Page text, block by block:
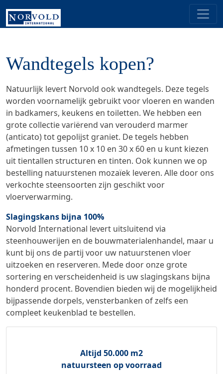
Wandtegels kopen?
Natuurlijk levert Norvold ook wandtegels. Deze tegels
worden voornamelijk gebruikt voor vloeren en wanden
in badkamers, keukens en toiletten. We hebben een
grote collectie variërend van verouderd marmer
(anticato) tot gepolijst graniet. De tegels hebben
afmetingen tussen 10 x 10 en 30 x 60 en u kunt kiezen
uit tientallen structuren en tinten. Ook kunnen we op
bestelling natuurstenen mozaïek leveren. Alle door ons
verkochte steensoorten zijn geschikt voor
vloerverwarming.
Slagingskans bijna 100%
Norvold International levert uitsluitend via
steenhouwerijen en de bouwmaterialenhandel, maar u
kunt bij ons de partij voor uw natuurstenen vloer
uitzoeken en reserveren. Mede door onze grote
sortering en verscheidenheid is uw slagingskans bijna
honderd procent. Bovendien bieden wij de mogelijkheid
bijpassende dorpels, vensterbanken of zelfs een
compleet keukenblad te bestellen.
Altijd 50.000 m2
natuursteen op voorraad